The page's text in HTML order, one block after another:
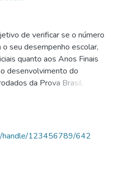
de verificar se o número
seu desempenho escolar,
quanto aos Anos Finais
desenvolvimento do
da Prova Brasil,
a partir de dados de
a seguir, a fim de obter o
então, pela utilização do
Score Matching, com o
Dessa forma, foi
por grau de
auxiliar no agrupamento
handle/123456789/642